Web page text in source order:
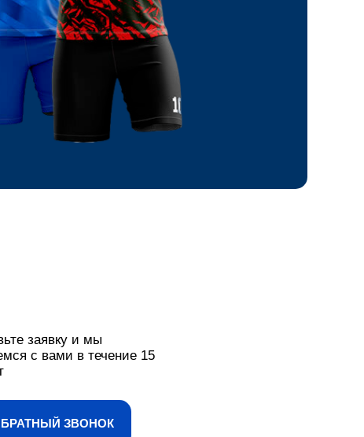
заявку и мы
с вами в течение 15
ЗВОНОК